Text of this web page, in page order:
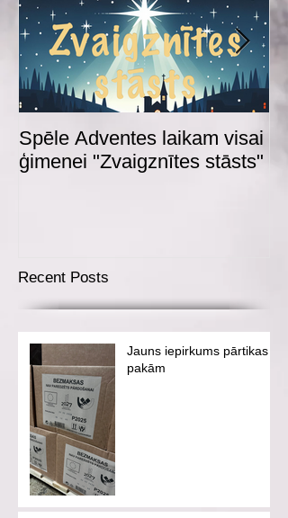
Spēle Adventes laikam visai
ģimenei "Zvaigznītes stāsts"
Recent Posts
Jauns iepirkums pārtikas
pakām